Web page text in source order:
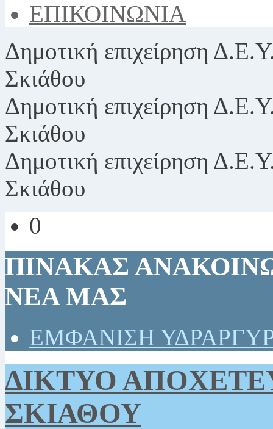
ΕΠΙΚΟΙΝΩΝΙΑ
Δημοτική επιχείρηση
Σκιάθου
Δημοτική επιχείρηση
Σκιάθου
Δημοτική επιχείρηση
Σκιάθου
0
ΠΙΝΑΚΑΣ
ΝΕΑ ΜΑΣ
ΕΜΦΑΝΙΣΗ
ΔΙΚΤΥΟ
ΣΚΙΑΘΟΥ